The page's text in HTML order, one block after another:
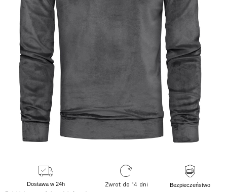
Dostawa w 24h
Zwrot do 14 dni
Bezpieczeństwo